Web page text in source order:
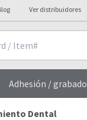
Ver distribuidores
Adhesión / grabado
Dental